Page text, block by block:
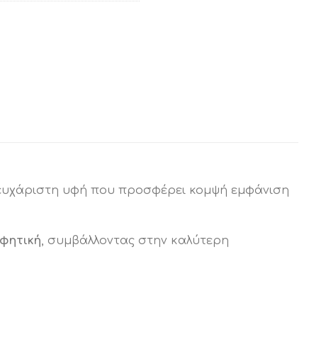
υφή που προσφέρει κομψή εμφάνιση
, συμβάλλοντας στην καλύτερη